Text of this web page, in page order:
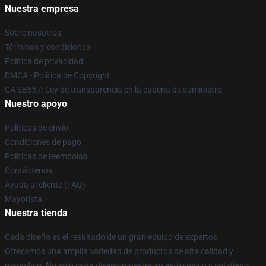
Nuestra empresa
Sobre nosotros
Términos y condiciones
Política de privacidad
DMCA - Política de Copyright
CA SB657: Ley de transparencia en la cadena de suministro
Nuestro apoyo
Políticas de envío
Condiciones de pago
Políticas de reembolso
Contáctenos
Ayuda al cliente (FAQ)
Mayorista
Nuestra tienda
Cada diseño es el resultado de un gran equipo de expertos.
Ofrecemos una amplia variedad de productos de alta calidad y